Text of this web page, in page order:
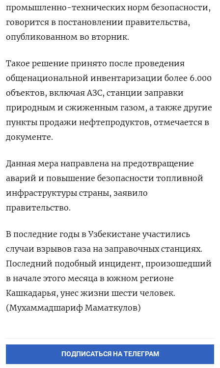
промышленно-технических ​норм безопасности,
говорится ​в постановлении ⁠правительства,
опубликованном ‌во вторник.
Такое решение ‌принято после проведения
общенациональной инвентаризации более ​6.000
объектов, ‌включая АЗС, станции заправки ​
природным и сжиженным ‌газом, а также другие
пункты продажи нефтепродуктов, отмечается ​в ​
документе.
Данная ‌мера направлена на предотвращение ​
аварий и повышение безопасности топливной
инфраструктуры страны, заявило
правительство.
В последние годы в Узбекистане участились
случаи взрывов газа ​на заправочных ⁠станциях.
Последний подобный инцидент, произошедший
‌в начале этого ‌месяца в южном регионе ​
Кашкадарья, унес жизни шести ‌человек.
(Мухаммадшариф Маматкулов)
ПОДПИСАТЬСЯ НА ТЕЛЕГРАМ